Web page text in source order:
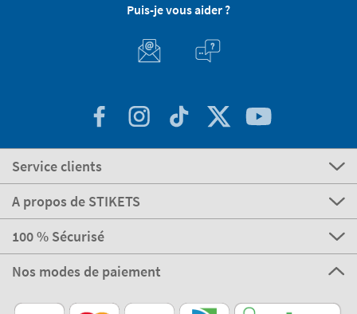
Puis-je vous aider ?
Service clients
A propos de STIKETS
100 % Sécurisé
Nos modes de paiement